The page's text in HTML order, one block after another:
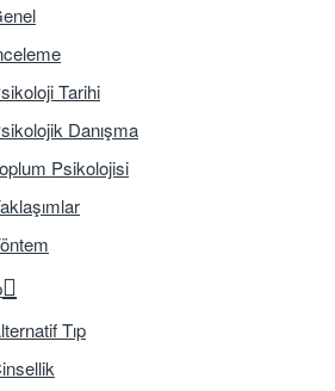
Tarihi
Danışma
Psikolojisi
Tıp